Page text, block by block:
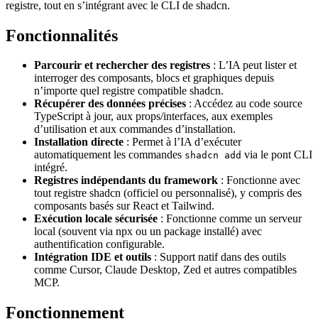
registre, tout en s’intégrant avec le CLI de shadcn.
Fonctionnalités
Parcourir et rechercher des registres : L’IA peut lister et
interroger des composants, blocs et graphiques depuis
n’importe quel registre compatible shadcn.
Récupérer des données précises : Accédez au code source
TypeScript à jour, aux props/interfaces, aux exemples
d’utilisation et aux commandes d’installation.
Installation directe : Permet à l’IA d’exécuter
automatiquement les commandes shadcn add via le pont CLI
intégré.
Registres indépendants du framework : Fonctionne avec
tout registre shadcn (officiel ou personnalisé), y compris des
composants basés sur React et Tailwind.
Exécution locale sécurisée : Fonctionne comme un serveur
local (souvent via npx ou un package installé) avec
authentification configurable.
Intégration IDE et outils : Support natif dans des outils
comme Cursor, Claude Desktop, Zed et autres compatibles
MCP.
Fonctionnement